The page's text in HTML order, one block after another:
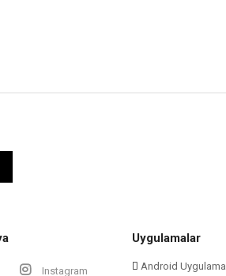
Instagram
Uygulamalar
Android Uygulama